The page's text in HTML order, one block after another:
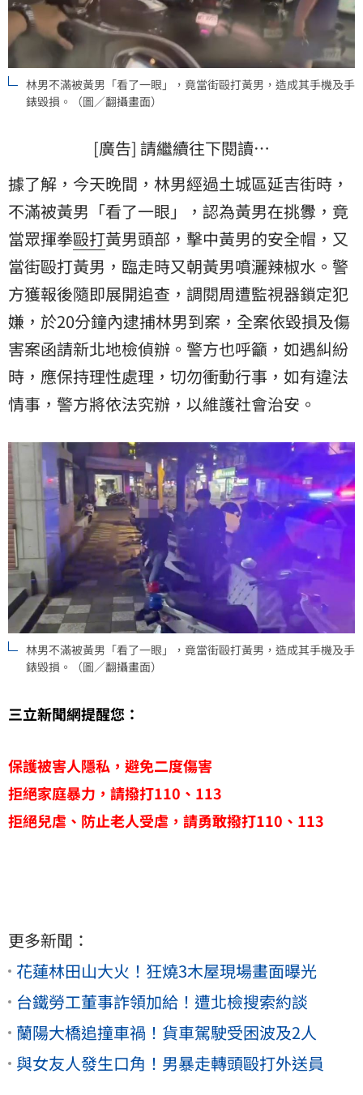
林男不滿被黃男「看了一眼」，竟當街毆打黃男，造成其手機及手
錶毀損。（圖／翻攝畫面）
[廣告] 請繼續往下閱讀…
據了解，今天晚間，林男經過土城區延吉街時，
不滿被黃男「看了一眼」，認為黃男在挑釁，竟
當眾揮拳毆打黃男頭部，擊中黃男的安全帽，又
當街毆打黃男，臨走時又朝黃男噴灑辣椒水。警
方獲報後隨即展開追查，調閱周遭監視器鎖定犯
嫌，於20分鐘內逮捕林男到案，全案依毀損及傷
害案函請新北地檢偵辦。警方也呼籲，如遇糾紛
時，應保持理性處理，切勿衝動行事，如有違法
情事，警方將依法究辦，以維護社會治安。
林男不滿被黃男「看了一眼」，竟當街毆打黃男，造成其手機及手
錶毀損。（圖／翻攝畫面）
三立新聞網提醒您：
保護被害人隱私，避免二度傷害
拒絕家庭暴力，請撥打110、113
拒絕兒虐、防止老人受虐，請勇敢撥打110、113
更多新聞：
花蓮林田山大火！狂燒3木屋現場畫面曝光
台鐵勞工董事詐領加給！遭北檢搜索約談
蘭陽大橋追撞車禍！貨車駕駛受困波及2人
與女友人發生口角！男暴走轉頭毆打外送員